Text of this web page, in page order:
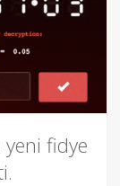
yeni fidye